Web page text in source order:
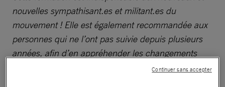
nouvelles sympathisant.es et militant.es du
mouvement ! Elle est également recommandée aux
personnes qui ne l’ont pas suivie depuis plusieurs
années, afin d’en appréhender les changements
tant au niveau international qu’au niveau d’Amnesty
Continuer sans accepter